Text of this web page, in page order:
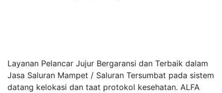
Layanan Pelancar Jujur Bergaransi dan Terbaik dalam
Jasa Saluran Mampet / Saluran Tersumbat pada sistem
datang kelokasi dan taat protokol kesehatan. ALFA